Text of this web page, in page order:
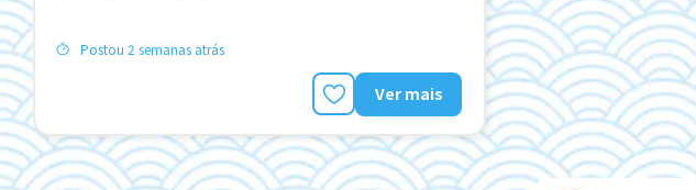
Postou 2 semanas atrás
Ver mais